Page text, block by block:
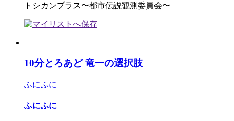
トシカンプラス〜都市伝説観測委員会〜
10分とろあど 竜一の選択肢
ふにふに
ふにふに